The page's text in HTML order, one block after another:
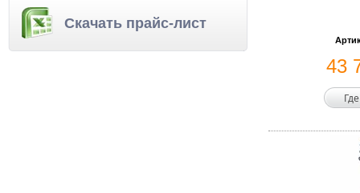
Скачать прайс-лист
43